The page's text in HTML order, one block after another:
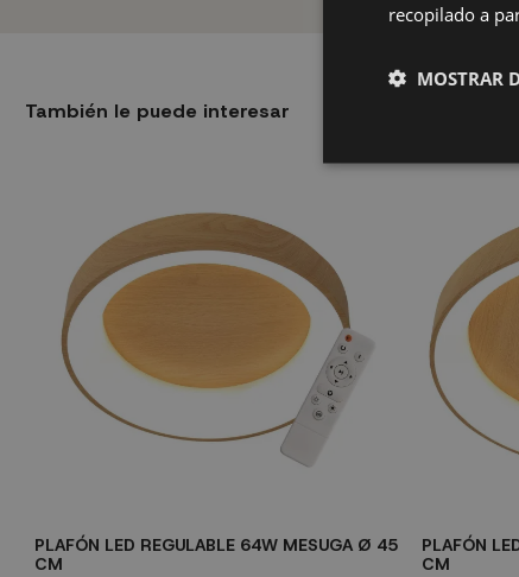
También le puede interesar
PLAFÓN LED REGULABLE 64W MESUGA Ø 45
CM
PLAFÓN
CM
recopilado a
MOSTRAR